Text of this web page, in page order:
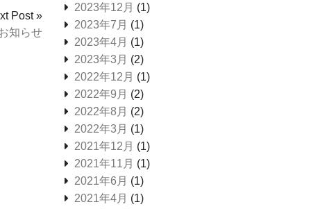
Post »
知らせ
2023年12月 (1)
2023年7月 (1)
2023年4月 (1)
2023年3月 (2)
2022年12月 (1)
2022年9月 (2)
2022年8月 (2)
2022年3月 (1)
2021年12月 (1)
2021年11月 (1)
2021年6月 (1)
2021年4月 (1)